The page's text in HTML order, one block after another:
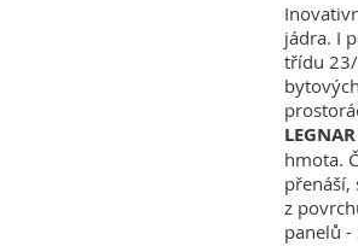
jádra. I
třídu
LEGNAR
hmota.
přenáší,
z
panelů